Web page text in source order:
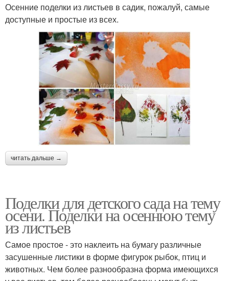
Осенние поделки из листьев в садик, пожалуй, самые
доступные и простые из всех.
читать дальше →
Поделки для детского сада на тему
осени. Поделки на осеннюю тему
из листьев
Самое простое - это наклеить на бумагу различные
засушенные листики в форме фигурок рыбок, птиц и
животных. Чем более разнообразна форма имеющихся